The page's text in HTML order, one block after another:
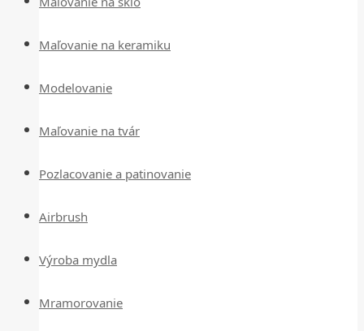
Maľovanie na keramiku
Modelovanie
Maľovanie na tvár
Pozlacovanie a patinovanie
Airbrush
Výroba mydla
Mramorovanie